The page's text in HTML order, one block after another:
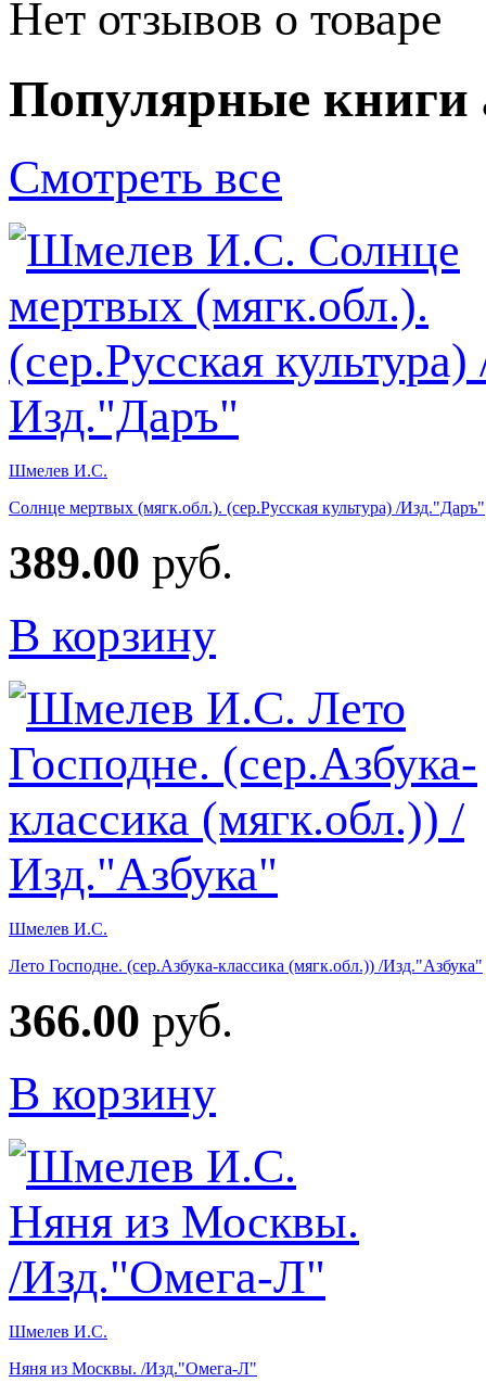
Нет отзывов о товаре
Популярные книги
Смотреть все
Шмелев И.С.
Солнце мертвых (мягк.обл.). (сер.Русская культура) /Изд."Даръ"
389.00 руб.
В корзину
Шмелев И.С.
Лето Господне. (сер.Азбука-классика (мягк.обл.)) /Изд."Азбука"
366.00 руб.
В корзину
Шмелев И.С.
Няня из Москвы. /Изд."Омега-Л"